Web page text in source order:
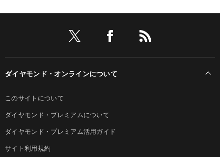
ダイヤモンド・オンラインについて
このサイトについて
ダイヤモンド・プレミアムについて
ダイヤモンド・プレミアム活用ガイド
サイト利用規約